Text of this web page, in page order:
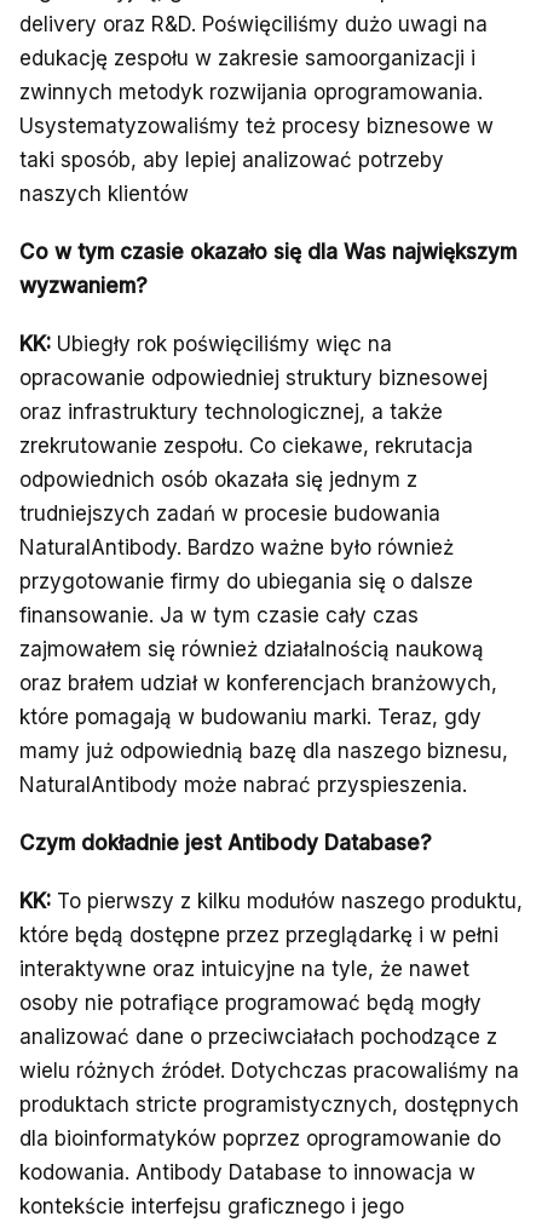
delivery oraz R&D. Poświęciliśmy dużo uwagi na
edukację zespołu w zakresie samoorganizacji i
zwinnych metodyk rozwijania oprogramowania.
Usystematyzowaliśmy też procesy biznesowe w
taki sposób, aby lepiej analizować potrzeby
naszych klientów
Co w tym czasie okazało się dla Was największym
wyzwaniem?
KK: Ubiegły rok poświęciliśmy więc na
opracowanie odpowiedniej struktury biznesowej
oraz infrastruktury technologicznej, a także
zrekrutowanie zespołu. Co ciekawe, rekrutacja
odpowiednich osób okazała się jednym z
trudniejszych zadań w procesie budowania
NaturalAntibody. Bardzo ważne było również
przygotowanie firmy do ubiegania się o dalsze
finansowanie. Ja w tym czasie cały czas
zajmowałem się również działalnością naukową
oraz brałem udział w konferencjach branżowych,
które pomagają w budowaniu marki. Teraz, gdy
mamy już odpowiednią bazę dla naszego biznesu,
NaturalAntibody może nabrać przyspieszenia.
Czym dokładnie jest Antibody Database?
KK: To pierwszy z kilku modułów naszego produktu,
które będą dostępne przez przeglądarkę i w pełni
interaktywne oraz intuicyjne na tyle, że nawet
osoby nie potrafiące programować będą mogły
analizować dane o przeciwciałach pochodzące z
wielu różnych źródeł. Dotychczas pracowaliśmy na
produktach stricte programistycznych, dostępnych
dla bioinformatyków poprzez oprogramowanie do
kodowania. Antibody Database to innowacja w
kontekście interfejsu graficznego i jego